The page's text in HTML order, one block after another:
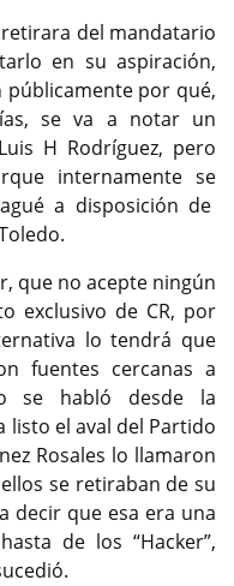
del mandatario
en su aspiración,
por qué,
se va a notar un
H Rodríguez, pero
internamente se
a disposición de
que no acepte ningún
exclusivo de CR, por
lo tendrá que
fuentes cercanas a
se habló desde la
listo el aval del Partido
Rosales lo llamaron
se retiraban de su
decir que esa era una
de los “Hacker”,